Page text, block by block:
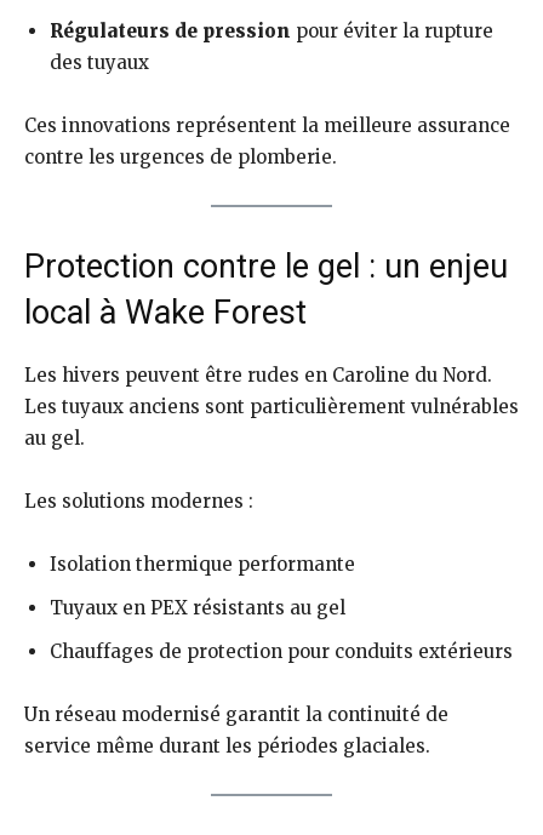
Régulateurs de pression pour éviter la rupture
des tuyaux
Ces innovations représentent la meilleure assurance
contre les urgences de plomberie.
Protection contre le gel : un enjeu
local à Wake Forest
Les hivers peuvent être rudes en Caroline du Nord.
Les tuyaux anciens sont particulièrement vulnérables
au gel.
Les solutions modernes :
Isolation thermique performante
Tuyaux en PEX résistants au gel
Chauffages de protection pour conduits extérieurs
Un réseau modernisé garantit la continuité de
service même durant les périodes glaciales.